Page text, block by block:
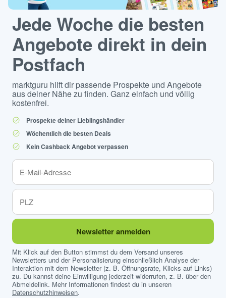
Jede Woche die besten
Angebote direkt in dein
Postfach
marktguru hilft dir passende Prospekte und Angebote
aus deiner Nähe zu finden. Ganz einfach und völlig
kostenfrei.
Prospekte deiner Lieblingshändler
Wöchentlich die besten Deals
Kein Cashback Angebot verpassen
Newsletter anmelden
Mit Klick auf den Button stimmst du dem Versand unseres
Newsletters und der Personalisierung einschließlich Analyse der
Interaktion mit dem Newsletter (z. B. Öffnungsrate, Klicks auf Links)
zu. Du kannst deine Einwilligung jederzeit widerrufen, z. B. über den
Abmeldelink. Mehr Informationen findest du in unseren
Datenschutzhinweisen.